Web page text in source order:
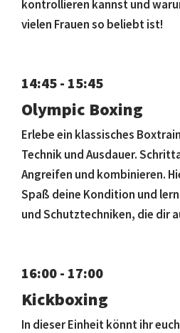
kontrollieren kannst und
vielen Frauen so beliebt ist!
14:45 - 15:45
Olympic Boxing
Erlebe ein klassisches
Technik und Ausdauer.
Angreifen und kombinieren.
Spaß deine Kondition und
und Schutztechniken, die dir
16:00 - 17:00
Kickboxing
In dieser Einheit könnt ihr